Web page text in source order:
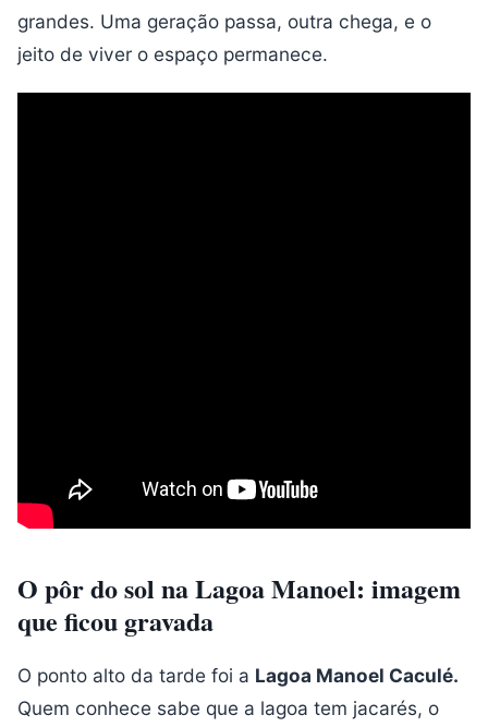
grandes. Uma geração passa, outra chega, e o
jeito de viver o espaço permanece.
O pôr do sol na Lagoa Manoel: imagem
que ficou gravada
O ponto alto da tarde foi a Lagoa Manoel Caculé.
Quem conhece sabe que a lagoa tem jacarés, o